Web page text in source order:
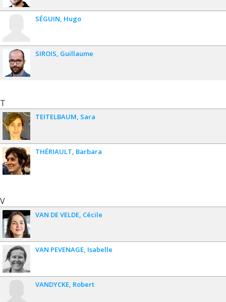
SÉGUIN Hugo
SIROIS Guillaume
T
TEITELBAUM Sara
THÉRIAULT Barbara
V
VAN DE VELDE Cécile
VAN PEVENAGE Isabelle
VANDYCKE Robert